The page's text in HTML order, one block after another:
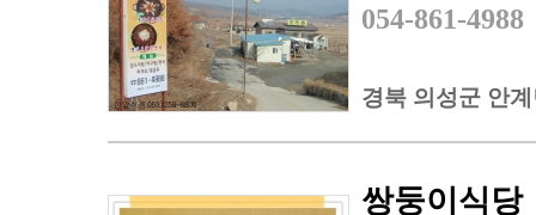
054-861-4988
경북 의성군 안
쌍둥이식당